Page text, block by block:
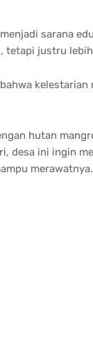
sarana
tetapi justru
kelestarian
hutan
desa ini ingin